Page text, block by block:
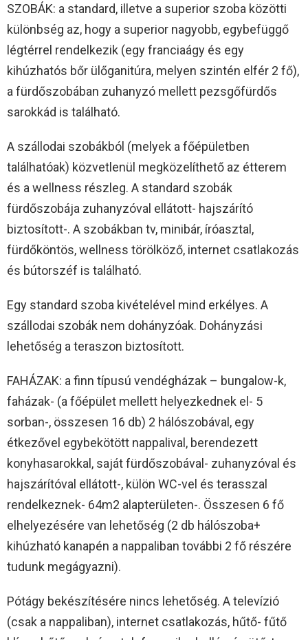
SZOBÁK: a standard, illetve a superior szoba közötti
különbség az, hogy a superior nagyobb, egybefüggő
légtérrel rendelkezik (egy franciaágy és egy
kihúzhatós bőr ülőganitúra, melyen szintén elfér 2 fő),
a fürdőszobában zuhanyzó mellett pezsgőfürdős
sarokkád is található.
A szállodai szobákból (melyek a főépületben
találhatóak) közvetlenül megközelíthető az étterem
és a wellness részleg. A standard szobák
fürdőszobája zuhanyzóval ellátott- hajszárító
biztosított-. A szobákban tv, minibár, íróasztal,
fürdőköntös, wellness törölköző, internet csatlakozás
és bútorszéf is található.
Egy standard szoba kivételével mind erkélyes. A
szállodai szobák nem dohányzóak. Dohányzási
lehetőség a teraszon biztosított.
FAHÁZAK: a finn típusú vendégházak – bungalow-k,
faházak- (a főépület mellett helyezkednek el- 5
sorban-, összesen 16 db) 2 hálószobával, egy
étkezővel egybekötött nappalival, berendezett
konyhasarokkal, saját fürdőszobával- zuhanyzóval és
hajszárítóval ellátott-, külön WC-vel és terasszal
rendelkeznek- 64m2 alapterületen-. Összesen 6 fő
elhelyezésére van lehetőség (2 db hálószoba+
kihúzható kanapén a nappaliban további 2 fő részére
tudunk megágyazni).
Pótágy bekészítésére nincs lehetőség. A televízió
(csak a nappaliban), internet csatlakozás, hűtő- fűtő